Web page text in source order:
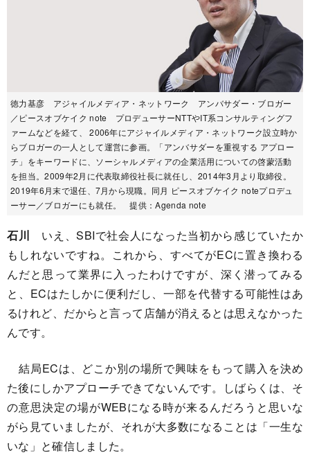
徳力基彦 アジャイルメディア・ネットワーク アンバサダー・ブロガー
／ピースオブケイク note プロデューサーNTTやIT系コンサルティングフ
ァームなどを経て、 2006年にアジャイルメディア・ネットワーク設立時か
らブロガーの一人として運営に参画。「アンバサダーを重視する アプロー
チ」をキーワードに、ソーシャルメディアの企業活用についての啓蒙活動
を担当。2009年2月に代表取締役社長に就任し、2014年3月より取締役。
2019年6月末で退任、7月から現職。同月 ピースオブケイク noteプロデュ
ーサー／ブロガーにも就任。 提供：Agenda note
石川 いえ、SBIで社会人になった当初から感じていたか
もしれないですね。これから、すべてがECに置き換わる
んだと思って業界に入ったわけですが、深く潜ってみる
と、ECはたしかに便利だし、一部を代替する可能性はあ
るけれど、だからと言って店舗が消えるとは思えなかった
んです。
結局ECは、どこか別の場所で興味をもって購入を決め
た後にしかアプローチできてないんです。しばらくは、そ
の意思決定の場がWEBになる時が来るんだろうと思いな
がら見ていましたが、それが大多数になることは「一生な
いな」と確信しました。